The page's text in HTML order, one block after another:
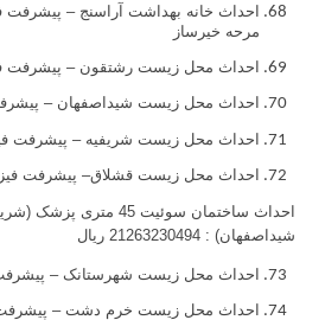
مرحه خیرساز
احداث محل زیست رشتقون – پیشرفت فیزیکی
احداث محل زیست شیداصفهان – پیشرفت
احداث محل زیست شریفیه – پیشرفت فیزیکی
احداث محل زیست قشلاق– پیشرفت فیزیکی 35
احداث ساختمان سوئیت 45
شیداصفهان) : 21263230494 ريال
احداث محل زیست شهرستانک – پیشرفت
احداث محل زیست خرم دشت – پیشرفت